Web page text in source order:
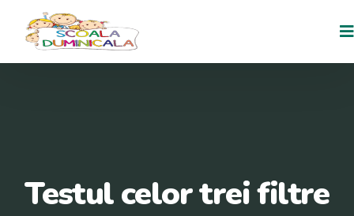
Testul celor trei filtre